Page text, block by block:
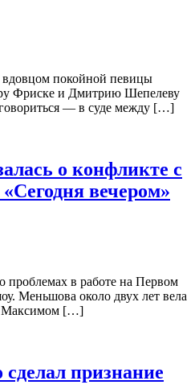
покойной певицы
Фриске и Дмитрию Шепелеву
— в суде между […]
о конфликте с
вечером»
проблемах в работе на Первом
Меньшова около двух лет вела
Максимом […]
признание